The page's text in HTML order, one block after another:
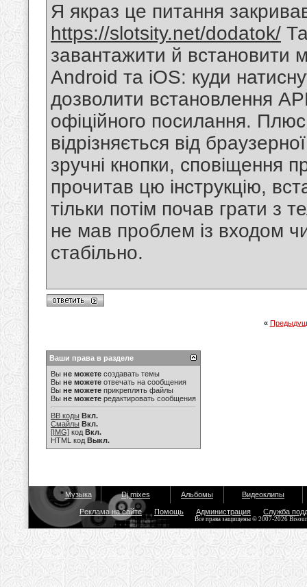
Я якраз це питання
https://slotsity.net/dodatok/
завантажити й встановити
Android та iOS: куди
дозволити встановлення
офіційного посилання.
відрізняється від
зручні кнопки, сповіщення
прочитав цю інструкцію,
тільки потім почав грати з
не мав проблем із входом
стабільно.
«
Ваши права в разделе
Вы не можете создавать темы
Вы не можете отвечать на сообщения
Вы не можете прикреплять файлы
Вы не можете редактировать сообщения
BB коды Вкл.
Смайлы Вкл.
[IMG] код Вкл.
HTML код Выкл.
Музыка Dj mixes Альбомы Видеоклипы
Реклама на сайте Помощь Администрация Служба
Все права защищены © 2007-2026